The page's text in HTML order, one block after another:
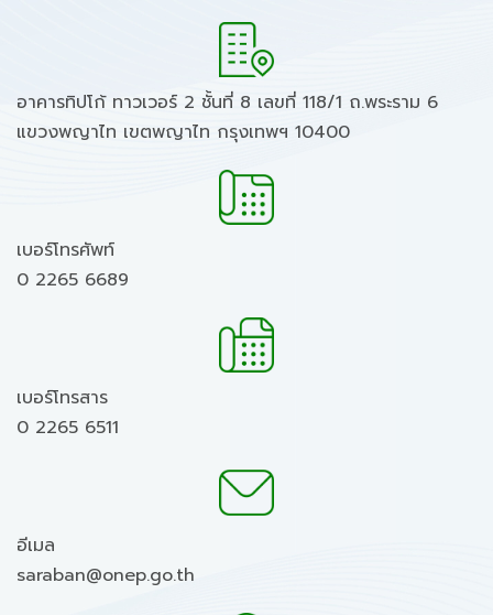
อาคารทิปโก้ ทาวเวอร์ 2 ชั้นที่ 8 เลขที่ 118/1 ถ.พระราม 6
แขวงพญาไท เขตพญาไท กรุงเทพฯ 10400
เบอร์โทรศัพท์
0 2265 6689
เบอร์โทรสาร
0 2265 6511
อีเมล
saraban@onep.go.th